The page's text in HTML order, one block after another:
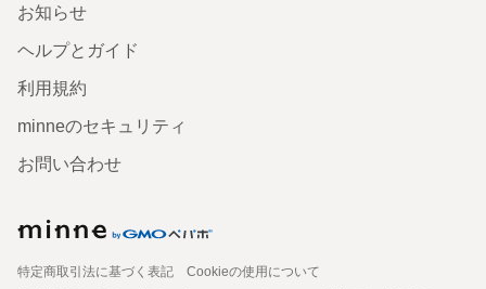
お知らせ
ヘルプとガイド
利用規約
minneのセキュリティ
お問い合わせ
特定商取引法に基づく表記
Cookieの使用について